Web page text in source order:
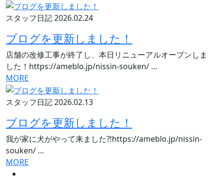
スタッフ日記2026.02.24
ブログを更新しました！
店舗の改修工事が終了し、本日リニューアルオープンしま
した！https://ameblo.jp/nissin-souken/ …
MORE
スタッフ日記2026.02.13
ブログを更新しました！
我が家に犬がやって来ました⁈https://ameblo.jp/nissin-
souken/ …
MORE